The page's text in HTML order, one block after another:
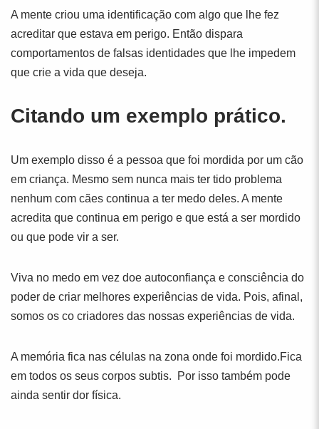
A mente criou uma identificação com algo que lhe fez
acreditar que estava em perigo. Então dispara
comportamentos de falsas identidades que lhe impedem
que crie a vida que deseja.
Citando um exemplo prático.
Um exemplo disso é a pessoa que foi mordida por um cão
em criança. Mesmo sem nunca mais ter tido problema
nenhum com cães continua a ter medo deles. A mente
acredita que continua em perigo e que está a ser mordido
ou que pode vir a ser.
Viva no medo em vez doe autoconfiança e consciência do
poder de criar melhores experiências de vida. Pois, afinal,
somos os co criadores das nossas experiências de vida.
A memória fica nas células na zona onde foi mordido.Fica
em todos os seus corpos subtis. Por isso também pode
ainda sentir dor física.